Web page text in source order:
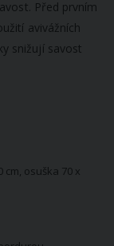
Před prvním
avivážních
snižují savost
cm, osuška 70 x